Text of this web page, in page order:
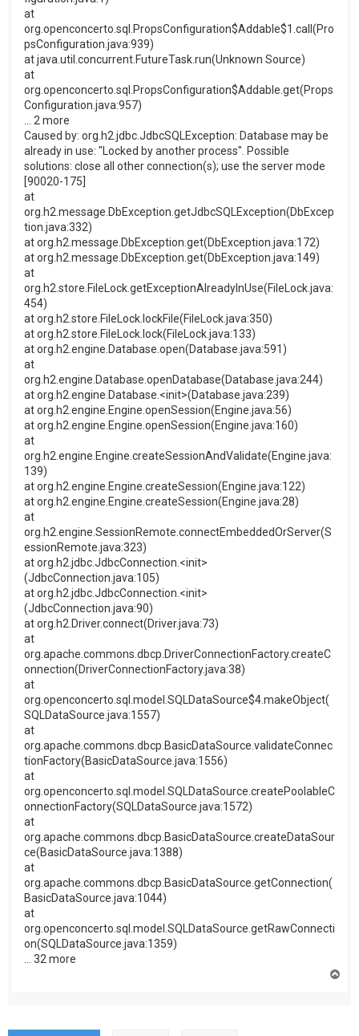
at
org.openconcerto.sql.PropsConfiguration$Addable$1.call(Pro
psConfiguration.java:939)
at java.util.concurrent.FutureTask.run(Unknown Source)
at
org.openconcerto.sql.PropsConfiguration$Addable.get(Props
Configuration.java:957)
... 2 more
Caused by: org.h2.jdbc.JdbcSQLException: Database may be
already in use: "Locked by another process". Possible
solutions: close all other connection(s); use the server mode
[90020-175]
at
org.h2.message.DbException.getJdbcSQLException(DbExcep
tion.java:332)
at org.h2.message.DbException.get(DbException.java:172)
at org.h2.message.DbException.get(DbException.java:149)
at
org.h2.store.FileLock.getExceptionAlreadyInUse(FileLock.java:
454)
at org.h2.store.FileLock.lockFile(FileLock.java:350)
at org.h2.store.FileLock.lock(FileLock.java:133)
at org.h2.engine.Database.open(Database.java:591)
at
org.h2.engine.Database.openDatabase(Database.java:244)
at org.h2.engine.Database.<init>(Database.java:239)
at org.h2.engine.Engine.openSession(Engine.java:56)
at org.h2.engine.Engine.openSession(Engine.java:160)
at
org.h2.engine.Engine.createSessionAndValidate(Engine.java:
139)
at org.h2.engine.Engine.createSession(Engine.java:122)
at org.h2.engine.Engine.createSession(Engine.java:28)
at
org.h2.engine.SessionRemote.connectEmbeddedOrServer(S
essionRemote.java:323)
at org.h2.jdbc.JdbcConnection.<init>
(JdbcConnection.java:105)
at org.h2.jdbc.JdbcConnection.<init>
(JdbcConnection.java:90)
at org.h2.Driver.connect(Driver.java:73)
at
org.apache.commons.dbcp.DriverConnectionFactory.createC
onnection(DriverConnectionFactory.java:38)
at
org.openconcerto.sql.model.SQLDataSource$4.makeObject(
SQLDataSource.java:1557)
at
org.apache.commons.dbcp.BasicDataSource.validateConnec
tionFactory(BasicDataSource.java:1556)
at
org.openconcerto.sql.model.SQLDataSource.createPoolableC
onnectionFactory(SQLDataSource.java:1572)
at
org.apache.commons.dbcp.BasicDataSource.createDataSour
ce(BasicDataSource.java:1388)
at
org.apache.commons.dbcp.BasicDataSource.getConnection(
BasicDataSource.java:1044)
at
org.openconcerto.sql.model.SQLDataSource.getRawConnecti
on(SQLDataSource.java:1359)
... 32 more